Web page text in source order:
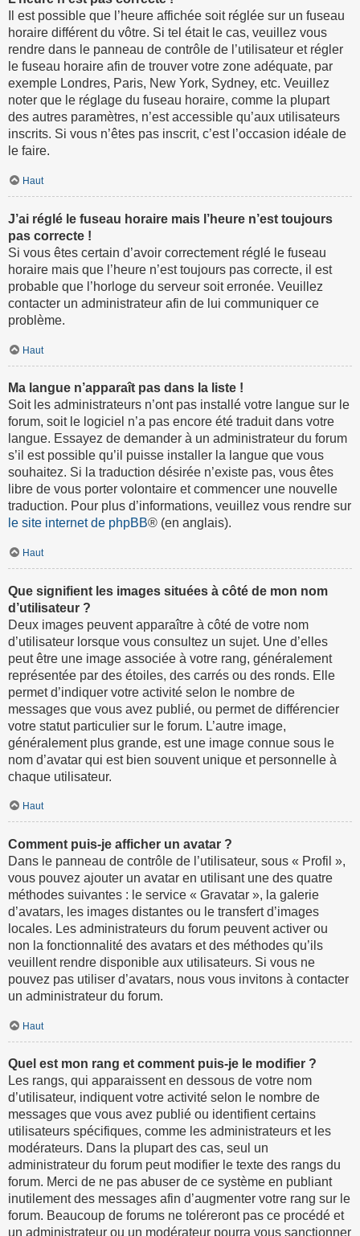
Il est possible que l’heure affichée soit réglée sur un fuseau
horaire différent du vôtre. Si tel était le cas, veuillez vous
rendre dans le panneau de contrôle de l’utilisateur et régler
le fuseau horaire afin de trouver votre zone adéquate, par
exemple Londres, Paris, New York, Sydney, etc. Veuillez
noter que le réglage du fuseau horaire, comme la plupart
des autres paramètres, n’est accessible qu’aux utilisateurs
inscrits. Si vous n’êtes pas inscrit, c’est l’occasion idéale de
le faire.
Haut
J’ai réglé le fuseau horaire mais l’heure n’est toujours
pas correcte !
Si vous êtes certain d’avoir correctement réglé le fuseau
horaire mais que l’heure n’est toujours pas correcte, il est
probable que l’horloge du serveur soit erronée. Veuillez
contacter un administrateur afin de lui communiquer ce
problème.
Haut
Ma langue n’apparaît pas dans la liste !
Soit les administrateurs n’ont pas installé votre langue sur le
forum, soit le logiciel n’a pas encore été traduit dans votre
langue. Essayez de demander à un administrateur du forum
s’il est possible qu’il puisse installer la langue que vous
souhaitez. Si la traduction désirée n’existe pas, vous êtes
libre de vous porter volontaire et commencer une nouvelle
traduction. Pour plus d’informations, veuillez vous rendre sur
le site internet de phpBB® (en anglais).
Haut
Que signifient les images situées à côté de mon nom
d’utilisateur ?
Deux images peuvent apparaître à côté de votre nom
d’utilisateur lorsque vous consultez un sujet. Une d’elles
peut être une image associée à votre rang, généralement
représentée par des étoiles, des carrés ou des ronds. Elle
permet d’indiquer votre activité selon le nombre de
messages que vous avez publié, ou permet de différencier
votre statut particulier sur le forum. L’autre image,
généralement plus grande, est une image connue sous le
nom d’avatar qui est bien souvent unique et personnelle à
chaque utilisateur.
Haut
Comment puis-je afficher un avatar ?
Dans le panneau de contrôle de l’utilisateur, sous « Profil »,
vous pouvez ajouter un avatar en utilisant une des quatre
méthodes suivantes : le service « Gravatar », la galerie
d’avatars, les images distantes ou le transfert d’images
locales. Les administrateurs du forum peuvent activer ou
non la fonctionnalité des avatars et des méthodes qu’ils
veuillent rendre disponible aux utilisateurs. Si vous ne
pouvez pas utiliser d’avatars, nous vous invitons à contacter
un administrateur du forum.
Haut
Quel est mon rang et comment puis-je le modifier ?
Les rangs, qui apparaissent en dessous de votre nom
d’utilisateur, indiquent votre activité selon le nombre de
messages que vous avez publié ou identifient certains
utilisateurs spécifiques, comme les administrateurs et les
modérateurs. Dans la plupart des cas, seul un
administrateur du forum peut modifier le texte des rangs du
forum. Merci de ne pas abuser de ce système en publiant
inutilement des messages afin d’augmenter votre rang sur le
forum. Beaucoup de forums ne toléreront pas ce procédé et
un administrateur ou un modérateur pourra vous sanctionner